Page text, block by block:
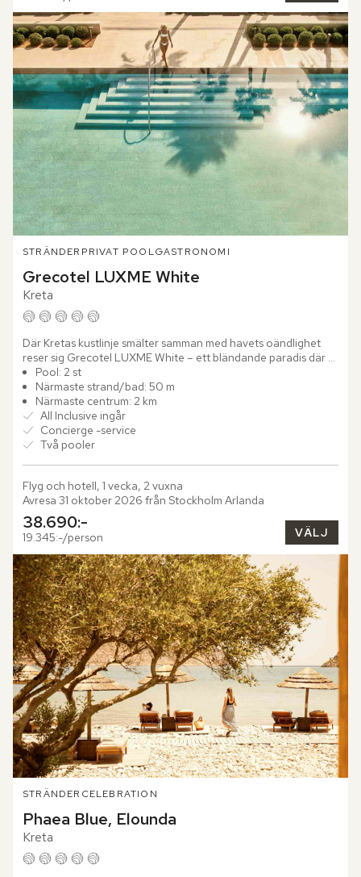
STRÄNDER PRIVAT POOLGASTRONOMI
Grecotel LUXME White
Kreta
Där Kretas kustlinje smälter samman med havets oändlighet
reser sig Grecotel LUXME White – ett bländande paradis där
modern elegans och grekisk själ går hand i hand. Kritvita...
Pool: 2 st
Närmaste strand/bad: 50 m
Närmaste centrum: 2 km
All Inclusive ingår
Concierge -service
Två pooler
Flyg och hotell, 1 vecka, 2 vuxna
Avresa 31 oktober 2026 från Stockholm Arlanda
38.690:-
19.345:-/person VÄLJ
STRÄNDER CELEBRATION
Phaea Blue, Elounda
Kreta